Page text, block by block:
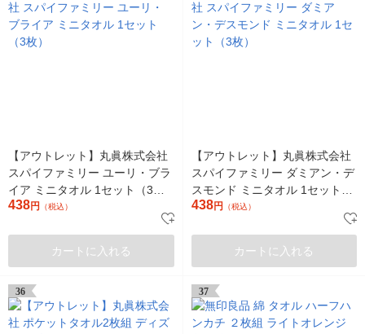
【アウトレット】丸眞株式会社
スパイファミリー ユーリ・ブラ
イア ミニタオル 1セット（3
枚）
438円 （税込）
カートに入れる
【アウトレット】丸眞株式会社
スパイファミリー ダミアン・デ
スモンド ミニタオル 1セット
（3枚）
438円 （税込）
カートに入れる
36 37